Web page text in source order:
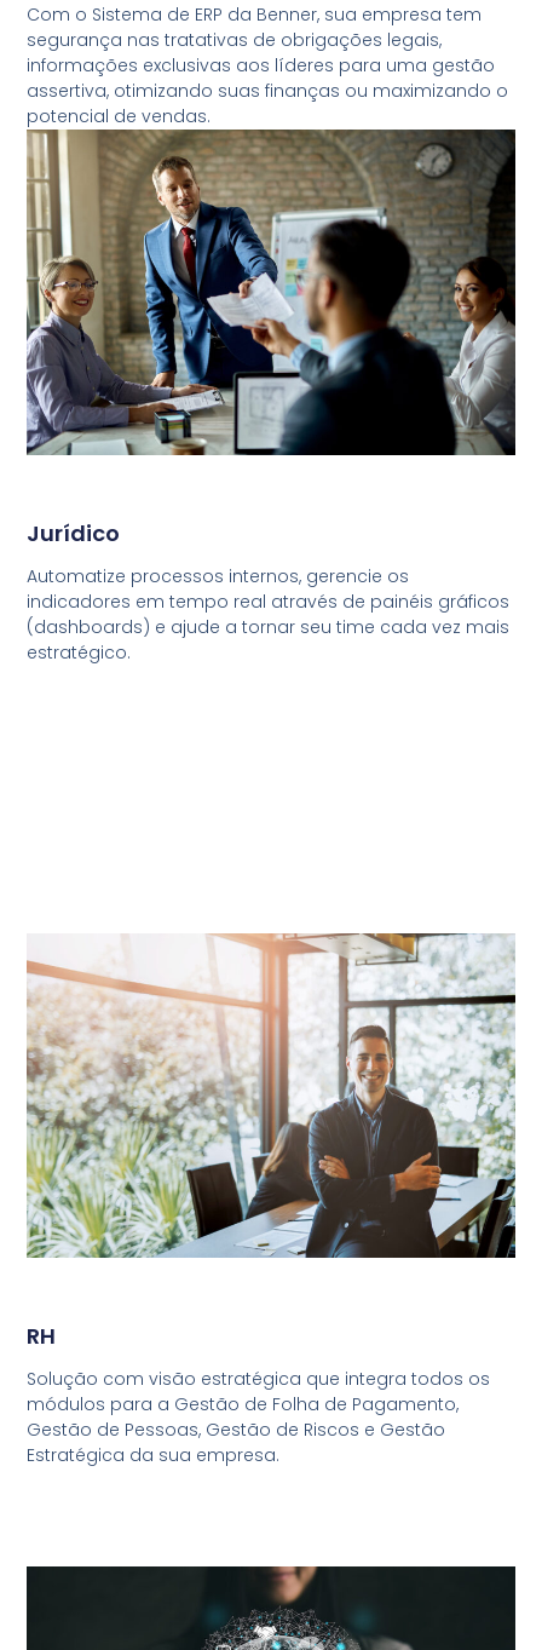
Com o Sistema de ERP da Benner, sua empresa tem
segurança nas tratativas de obrigações legais,
informações exclusivas aos líderes para uma gestão
assertiva, otimizando suas finanças ou maximizando o
potencial de vendas.
Jurídico
Automatize processos internos, gerencie os
indicadores em tempo real através de painéis gráficos
(dashboards) e ajude a tornar seu time cada vez mais
estratégico.
RH
Solução com visão estratégica que integra todos os
módulos para a Gestão de Folha de Pagamento,
Gestão de Pessoas, Gestão de Riscos e Gestão
Estratégica da sua empresa.